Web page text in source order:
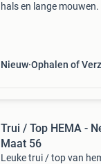
hals en lange
Nieuw Ophalen of
Trui / Top HEMA -
Maat 56
Leuke trui / top van